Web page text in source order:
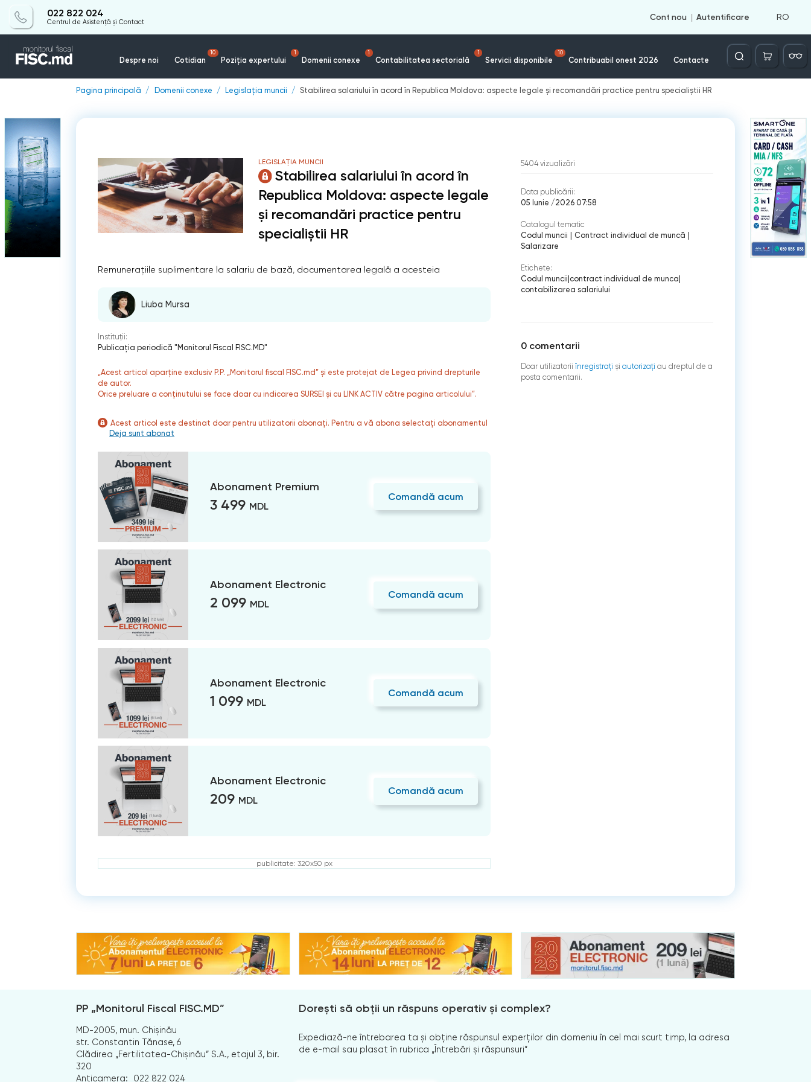
022 822 024
Centrul de Asistență și Contact
Cont nou Autentificare RO
Despre noi Cotidian
10
Poziția expertului
1
Domenii conexe
1
Contabilitatea sectorială
1
Servicii disponibile
10
Contribuabil onest 2026 Contacte
Căutare
Pagina principală Domenii conexe Legislația muncii Stabilirea salariului în acord în Republica Moldova: aspecte legale și recomandări practice pentru specialiștii HR
LEGISLAȚIA MUNCII
Stabilirea salariului în acord în
Republica Moldova: aspecte legale
și recomandări practice pentru
specialiștii HR
Remunerațiile suplimentare la salariu de bază, documentarea legală a acesteia
Liuba Mursa
Instituții:
Publicaţia periodică "Monitorul Fiscal FISC.MD"
„Acest articol aparține exclusiv P.P. „Monitorul fiscal FISC.md” și este protejat de Legea privind drepturile
de autor.
Orice preluare a conținutului se face doar cu indicarea SURSEI și cu LINK ACTIV către pagina articolului”.
Acest articol este destinat doar pentru utilizatorii abonați. Pentru a vă abona selectați abonamentul
Deja sunt abonat
Abonament Premium
3 499 MDL
Comandă acum
Abonament Electronic
2 099 MDL
Comandă acum
Abonament Electronic
1 099 MDL
Comandă acum
Abonament Electronic
209 MDL
Comandă acum
publicitate: 320x50 px
5404 vizualizări
Data publicării:
05 Iunie /2026 07:58
Catalogul tematic
Codul muncii
Contract individual de muncă
Salarizare
Etichete:
Codul muncii contract individual de munca
contabilizarea salariului
0 comentarii
Doar utilizatorii înregistraţi şi autorizați au dreptul de a
posta comentarii.
PP „Monitorul Fiscal FISC.MD”
MD-2005, mun. Chișinău
str. Constantin Tănase, 6
Clădirea „Fertilitatea-Chișinău” S.A., etajul 3, bir.
320
Anticamera:
022 822 024
Dorești să obții un răspuns operativ și complex?
Expediază-ne întrebarea ta și obține răspunsul experților din domeniu în cel mai scurt timp, la adresa
de e-mail sau plasat în rubrica „Întrebări și răspunsuri”